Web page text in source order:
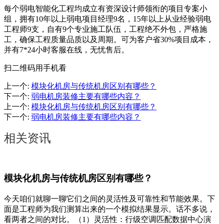
每个弱电智能化工程均成立有资深设计师领衔的项目专案小
组，拥有10年以上弱电项目经理9名，15年以上从业经验弱电
工程师9支，自有9个专业施工队伍，工程绝不外包，严格施
工，确保工程质量品质以及周期。可为客户省30%项目成本，
并有7*24小时客服在线，无忧售后。
扫二维码用手机看
上一个: 模块化机房与传统机房区别有哪些？
下一个: 弱电机房装修主要有哪些内容？
上一个: 模块化机房与传统机房区别有哪些？
下一个: 弱电机房装修主要有哪些内容？
相关资讯
模块化机房与传统机房区别有哪些？
今天咱们就聊一聊它们之间的灵活性及可靠性和节能效果。下
面是工程师为我们测算出来的一个模拟结果显示。话不多说，
看两者之间的对比。（1）灵活性：行级空调匹配数据中心演